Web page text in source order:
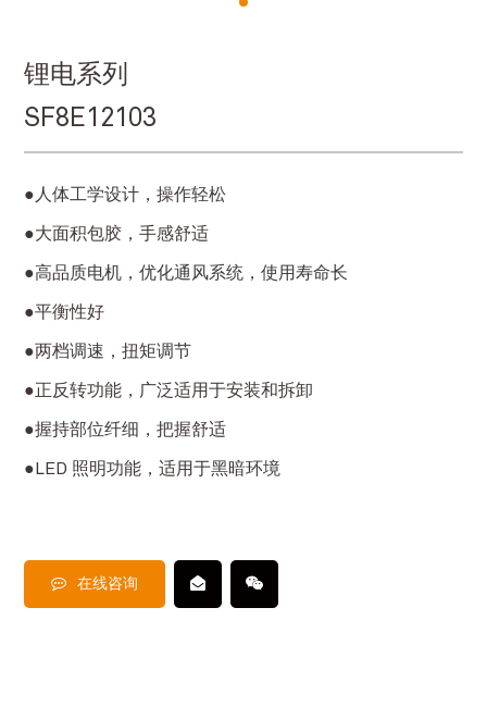
锂电系列
SF8E12103
●人体工学设计，操作轻松
●大面积包胶，手感舒适
●高品质电机，优化通风系统，使用寿命长
●平衡性好
●两档调速，扭矩调节
●正反转功能，广泛适用于安装和拆卸
●握持部位纤细，把握舒适
●LED 照明功能，适用于黑暗环境
在线咨询